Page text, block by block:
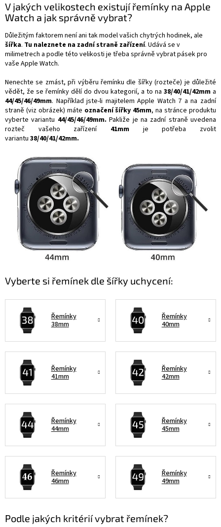
V jakých velikostech existují řemínky na Apple
Watch a jak správně vybrat?
Důležitým faktorem není ani tak model vašich chytrých hodinek, ale
šířka. Tu naleznete na zadní straně zařízení. Udává se v
milimetrech a podle této velikosti je třeba správně vybrat pásek pro
vaše Apple Watch.
Nenechte se zmást, při výběru řemínku dle šířky (rozteče) je důležité
vědět, že se řemínky dělí do dvou kategorií, a to na 38/40/41/42mm a
44/45/46/49mm. Například jste-li majitelem Apple Watch 7 a na zadní
straně (viz obrázek) máte označení šířky 45mm, na stránce produktu
vyberte variantu 44/45/46/49mm.Pakliže je na zadní straně uvedena
rozteč vašeho zařízení 41mm je potřeba zvolit
variantu 38/40/41/42mm.
Vyberte si řemínek dle šířky uchycení:
Řemínky
38mm
Řemínky
40mm
Řemínky
41mm
Řemínky
42mm
Řemínky
44mm
Řemínky
45mm
Řemínky
46mm
Řemínky
49mm
Podle jakých kritérií vybrat řemínek?